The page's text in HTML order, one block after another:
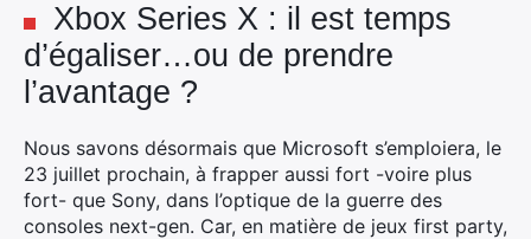
Xbox Series X : il est temps
d’égaliser…ou de prendre
l’avantage ?
Nous savons désormais que Microsoft s’emploiera, le
23 juillet prochain, à frapper aussi fort -voire plus
fort- que Sony, dans l’optique de la guerre des
consoles next-gen. Car, en matière de jeux first party,